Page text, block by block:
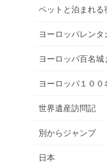
ペットと泊まれる
ヨーロッパレンタ
ヨーロッパ百名城
ヨーロッパ１００
世界遺産訪問記
別からジャンプ
日本